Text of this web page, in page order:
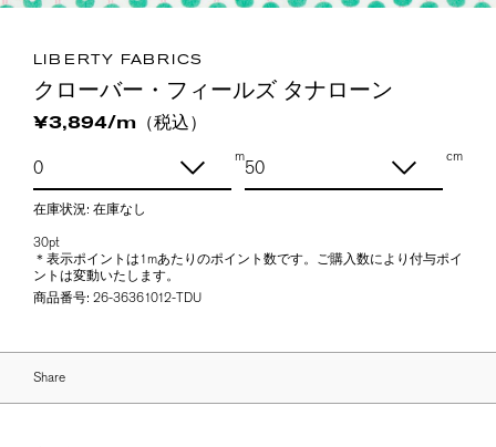
LIBERTY FABRICS
クローバー・フィールズ タナローン
¥3,894/m（税込）
m cm
在庫状況: 在庫なし
30pt
＊表示ポイントは1mあたりのポイント数です。ご購入数により付与ポイ
ントは変動いたします。
商品番号: 26-36361012-TDU
Share